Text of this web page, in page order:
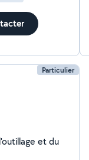
Particulier
et du